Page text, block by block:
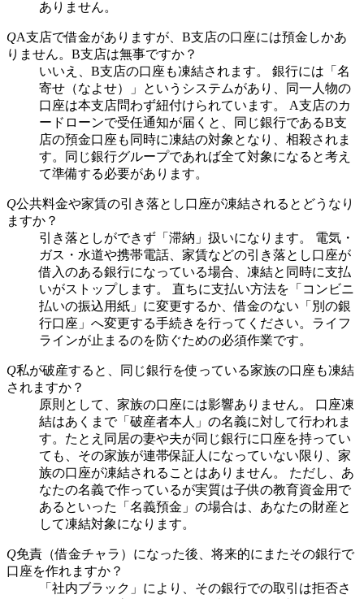
ありません。
QA支店で借金がありますが、B支店の口座には預金しかあ
りません。B支店は無事ですか？
いいえ、B支店の口座も凍結されます。 銀行には「名
寄せ（なよせ）」というシステムがあり、同一人物の
口座は本支店問わず紐付けられています。 A支店のカ
ードローンで受任通知が届くと、同じ銀行であるB支
店の預金口座も同時に凍結の対象となり、相殺されま
す。同じ銀行グループであれば全て対象になると考え
て準備する必要があります。
Q公共料金や家賃の引き落とし口座が凍結されるとどうなり
ますか？
引き落としができず「滞納」扱いになります。 電気・
ガス・水道や携帯電話、家賃などの引き落とし口座が
借入のある銀行になっている場合、凍結と同時に支払
いがストップします。 直ちに支払い方法を「コンビニ
払いの振込用紙」に変更するか、借金のない「別の銀
行口座」へ変更する手続きを行ってください。ライフ
ラインが止まるのを防ぐための必須作業です。
Q私が破産すると、同じ銀行を使っている家族の口座も凍結
されますか？
原則として、家族の口座には影響ありません。 口座凍
結はあくまで「破産者本人」の名義に対して行われま
す。たとえ同居の妻や夫が同じ銀行に口座を持ってい
ても、その家族が連帯保証人になっていない限り、家
族の口座が凍結されることはありません。 ただし、あ
なたの名義で作っているが実質は子供の教育資金用で
あるといった「名義預金」の場合は、あなたの財産と
して凍結対象になります。
Q免責（借金チャラ）になった後、将来的にまたその銀行で
口座を作れますか？
「社内ブラック」により、その銀行での取引は拒否さ